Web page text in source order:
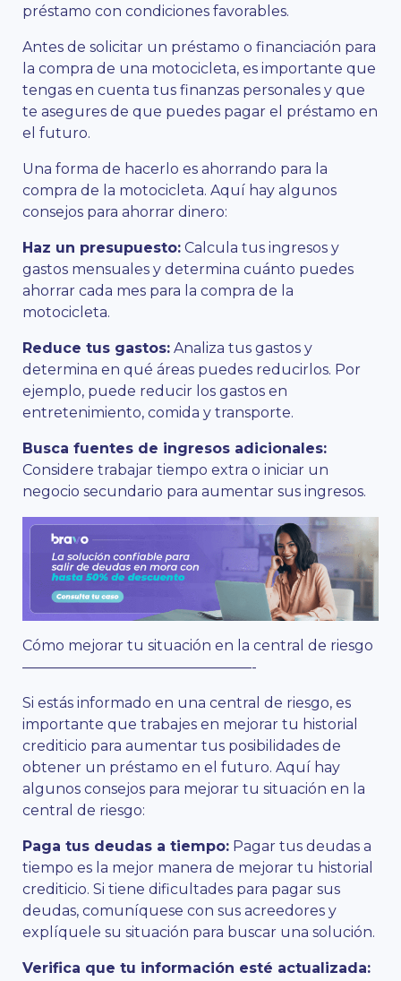
préstamo con condiciones favorables.
Antes de solicitar un préstamo o financiación para
la compra de una motocicleta, es importante que
tengas en cuenta tus finanzas personales y que
te asegures de que puedes pagar el préstamo en
el futuro.
Una forma de hacerlo es ahorrando para la
compra de la motocicleta. Aquí hay algunos
consejos para ahorrar dinero:
Haz un presupuesto: Calcula tus ingresos y
gastos mensuales y determina cuánto puedes
ahorrar cada mes para la compra de la
motocicleta.
Reduce tus gastos: Analiza tus gastos y
determina en qué áreas puedes reducirlos. Por
ejemplo, puede reducir los gastos en
entretenimiento, comida y transporte.
Busca fuentes de ingresos adicionales:
Considere trabajar tiempo extra o iniciar un
negocio secundario para aumentar sus ingresos.
Cómo mejorar tu situación en la central de riesgo
————————————————-
Si estás informado en una central de riesgo, es
importante que trabajes en mejorar tu historial
crediticio para aumentar tus posibilidades de
obtener un préstamo en el futuro. Aquí hay
algunos consejos para mejorar tu situación en la
central de riesgo:
Paga tus deudas a tiempo: Pagar tus deudas a
tiempo es la mejor manera de mejorar tu historial
crediticio. Si tiene dificultades para pagar sus
deudas, comuníquese con sus acreedores y
explíquele su situación para buscar una solución.
Verifica que tu información esté actualizada: